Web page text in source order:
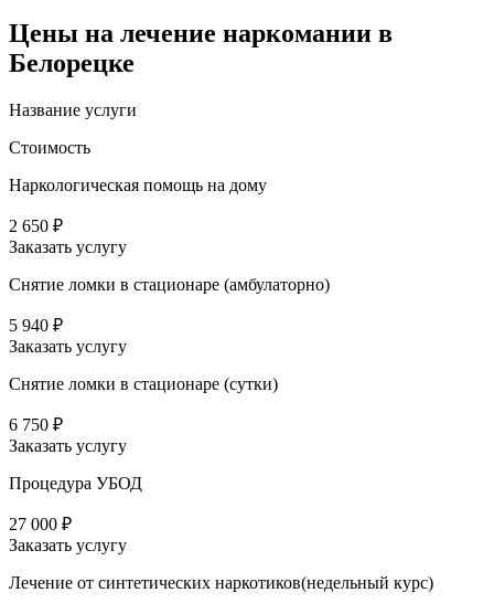
Цены на лечение наркомании в
Белорецке
Название услуги
Стоимость
Наркологическая помощь на дому
2 650 ₽
Заказать услугу
Снятие ломки в стационаре (амбулаторно)
5 940 ₽
Заказать услугу
Снятие ломки в стационаре (сутки)
6 750 ₽
Заказать услугу
Процедура УБОД
27 000 ₽
Заказать услугу
Лечение от синтетических наркотиков(недельный курс)